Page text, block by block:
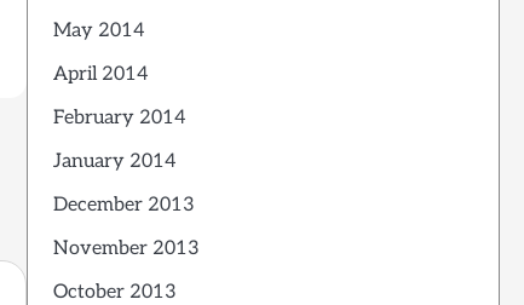
May 2014
April 2014
February 2014
January 2014
December 2013
November 2013
October 2013